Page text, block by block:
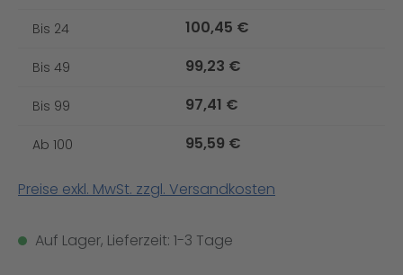
Bis 24 100,45 €
Bis 49 99,23 €
Bis 99 97,41 €
Ab 100 95,59 €
Preise exkl. MwSt. zzgl. Versandkosten
Auf Lager, Lieferzeit: 1-3 Tage